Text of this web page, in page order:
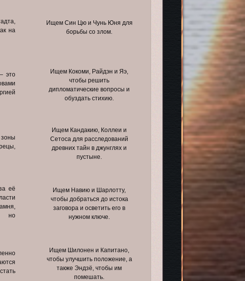
на
Ищем Син Цю и Чунь Юня для
борьбы со злом.
это
Ищем Кокоми, Райдэн и Яэ,
чтобы решить
дипломатические вопросы и
обуздать стихию.
Ищем Кандакию, Коллеи и
Сетоса для расследований
древних тайн в джунглях и
пустыне.
её
но
Ищем Навию и Шарлотту,
чтобы добраться до истока
заговора и осветить его в
нужном ключе.
Ищем Шилонен и Капитано,
чтобы улучшить положение, а
также Эндзё, чтобы им
помешать.